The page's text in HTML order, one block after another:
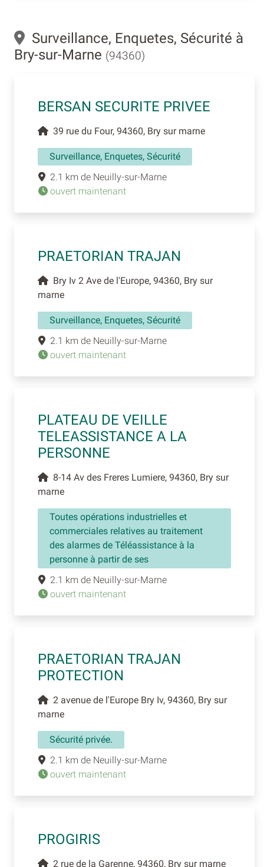
Surveillance, Enquetes, Sécurité à
Bry-sur-Marne (94360)
BERSAN SECURITE PRIVEE
39 rue du Four, 94360, Bry sur marne
Surveillance, Enquetes, Sécurité
2.1 km de Neuilly-sur-Marne
ouvert maintenant
PRAETORIAN TRAJAN
Bry Iv 2 Ave de l'Europe, 94360, Bry sur
marne
Surveillance, Enquetes, Sécurité
2.1 km de Neuilly-sur-Marne
ouvert maintenant
PLATEAU DE VEILLE
TELEASSISTANCE A LA
PERSONNE
8-14 Av des Freres Lumiere, 94360, Bry sur
marne
Toutes opérations industrielles et
commerciales relatives au traitement
des alarmes de Téléassistance à la
personne à partir de ses
2.1 km de Neuilly-sur-Marne
ouvert maintenant
PRAETORIAN TRAJAN
PROTECTION
2 avenue de l'Europe Bry Iv, 94360, Bry sur
marne
Sécurité privée.
2.1 km de Neuilly-sur-Marne
ouvert maintenant
PROGIRIS
2 rue de la Garenne, 94360, Bry sur marne